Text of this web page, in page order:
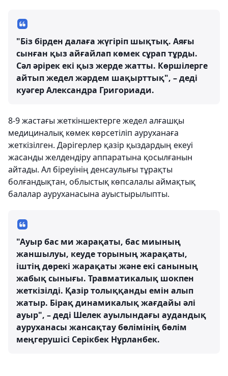
"Біз бірден далаға жүгіріп шықтық. Аяғы
сынған қыз айғайлап көмек сұрап тұрды.
Сәл әрірек екі қыз жерде жатты. Көршілерге
айтып жедел жәрдем шақырттық", – деді
куәгер Александра Григориади.
8-9 жастағы жеткіншектерге жедел алғашқы
медициналық көмек көрсетіліп ауруханаға
жеткізілген. Дәрігерлер қазір қыздардың екеуі
жасанды желдендіру аппаратына қосылғанын
айтады. Ал біреуінің денсаулығы тұрақты
болғандықтан, облыстық көпсалалы аймақтық
балалар ауруханасына ауыстырылыпты.
"Ауыр бас ми жарақаты, бас миының
жаншылуы, кеуде торының жарақаты,
іштің дөрекі жарақаты және екі санының
жабық сынығы. Травматикалық шокпен
жеткізілді. Қазір толыққанды емін алып
жатыр. Бірақ динамикалық жағдайы әлі
ауыр", – деді Шелек ауылындағы аудандық
ауруханасы жансақтау бөлімінің бөлім
меңгерушісі Серікбек Нұрланбек.